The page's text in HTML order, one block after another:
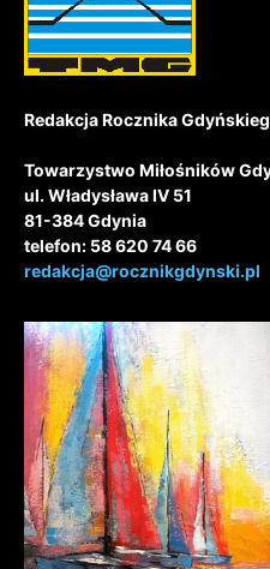
Redakcja Rocznika
Towarzystwo Miłośników
ul. Władysława IV 51
81-384 Gdynia
telefon: 58 620 74 66
redakcja@rocznikgdynski.pl